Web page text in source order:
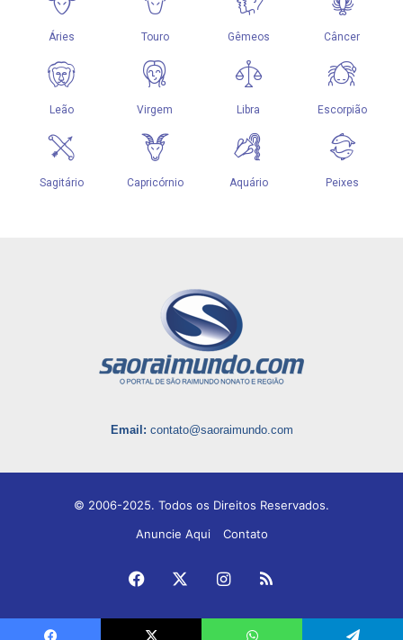
Email: contato@saoraimundo.com
© 2006-2025. Todos os Direitos Reservados.
Anuncie Aqui
Contato
Facebook Instagram
RSS